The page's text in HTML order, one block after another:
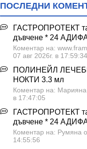
ПОСЛЕДНИ
ГАСТРОПРОТЕКТ
дъвчене * 24
Коментар на:
07 авг 2026г. в 17:59:34
ПОЛИНЕЙЛ
НОКТИ 3.3 мл
Коментар на: Марияна
в 17:47:05
ГАСТРОПРОТЕКТ
дъвчене * 24
Коментар на: Румяна
14:55:56